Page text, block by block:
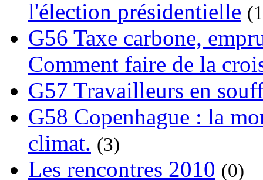
l'élection présidentielle
G56 Taxe carbone,
Comment faire de la
G57 Travailleurs en
G58 Copenhague : la
climat. (3)
Les rencontres 2010 (0)